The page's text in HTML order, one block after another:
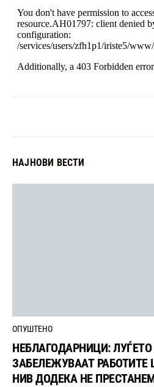
НАЈНОВИ ВЕСТИ
ОПУШТЕНО
НЕБЛАГОДАРНИЦИ: ЛУЃЕТО
ЗАБЕЛЕЖУВААТ РАБОТИТЕ
НИВ ДОДЕКА НЕ